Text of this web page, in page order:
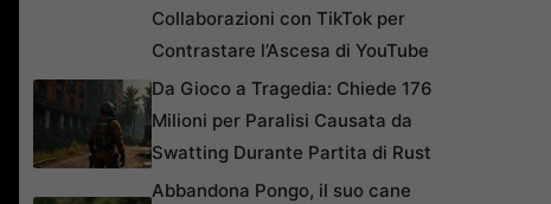
Collaborazioni con TikTok per
Contrastare l’Ascesa di YouTube
Da Gioco a Tragedia: Chiede 176
Milioni per Paralisi Causata da
Swatting Durante Partita di Rust
Abbandona Pongo, il suo cane